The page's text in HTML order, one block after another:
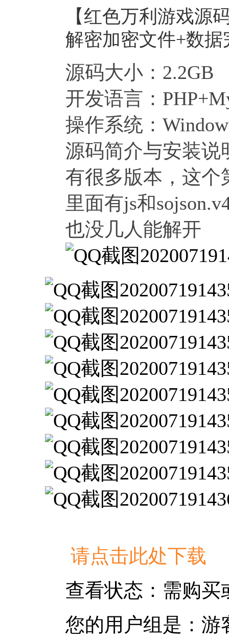
【红色万利游戏源
解密加密文件+数
源码大小：2.2GB
开发语言：
操作系统：
源码简介与安装说
有很多版本，这个
里面有js和
也没几人能解开
请点击此处下载
查看状态：需购买
您的用户组是：游